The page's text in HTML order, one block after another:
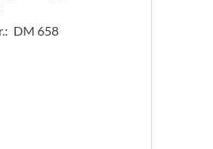
DM 658